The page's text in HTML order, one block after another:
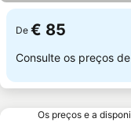
De € 85
Consulte os preços de
Os preços e a